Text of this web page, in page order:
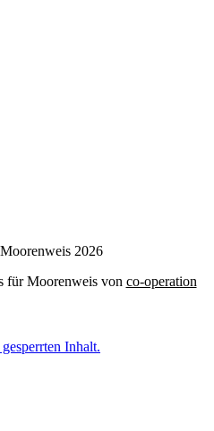
2026
für Moorenweis von co-operation
Inhalt.